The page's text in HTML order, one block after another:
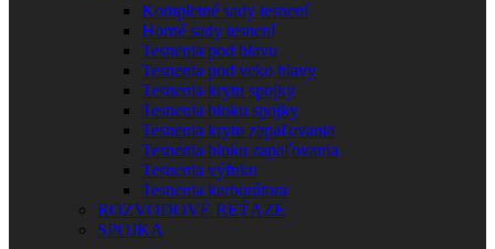
Kompletné sady tesnení
Horné sady tesnení
Tesnenia pod hlavu
Tesnenia pod veko hlavy
Tesnenia krytu spojky
Tesnenia bloku spojky
Tesnenia krytu zapaľovania
Tesnenia bloku zapaľovania
Tesnenia výfuku
Tesnenia karburátora
ROZVODOVÉ REŤAZE
SPOJKA